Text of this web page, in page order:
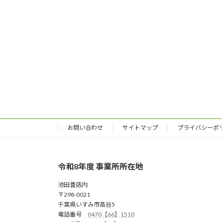
お問い合わせ サイトマップ プライバシーポ
令和8年度 事業所所在地
池田畳店内
〒298-0021
千葉県いすみ市高谷5
電話番号 0470【66】1510